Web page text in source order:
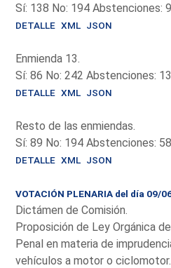
Sí: 138 No: 194 Abstenciones: 9
DETALLE XML JSON
Enmienda 13.
Sí: 86 No: 242 Abstenciones: 13
DETALLE XML JSON
Resto de las enmiendas.
Sí: 89 No: 194 Abstenciones: 58
DETALLE XML JSON
VOTACIÓN PLENARIA del día 09/
Dictámen de Comisión.
Proposición de Ley Orgánica
Penal en materia de
vehículos a motor o ciclomotor.